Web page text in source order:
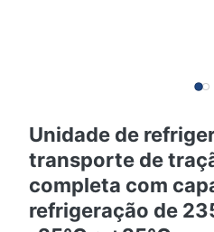
Unidade de
transporte de
completa com
refrigeração de